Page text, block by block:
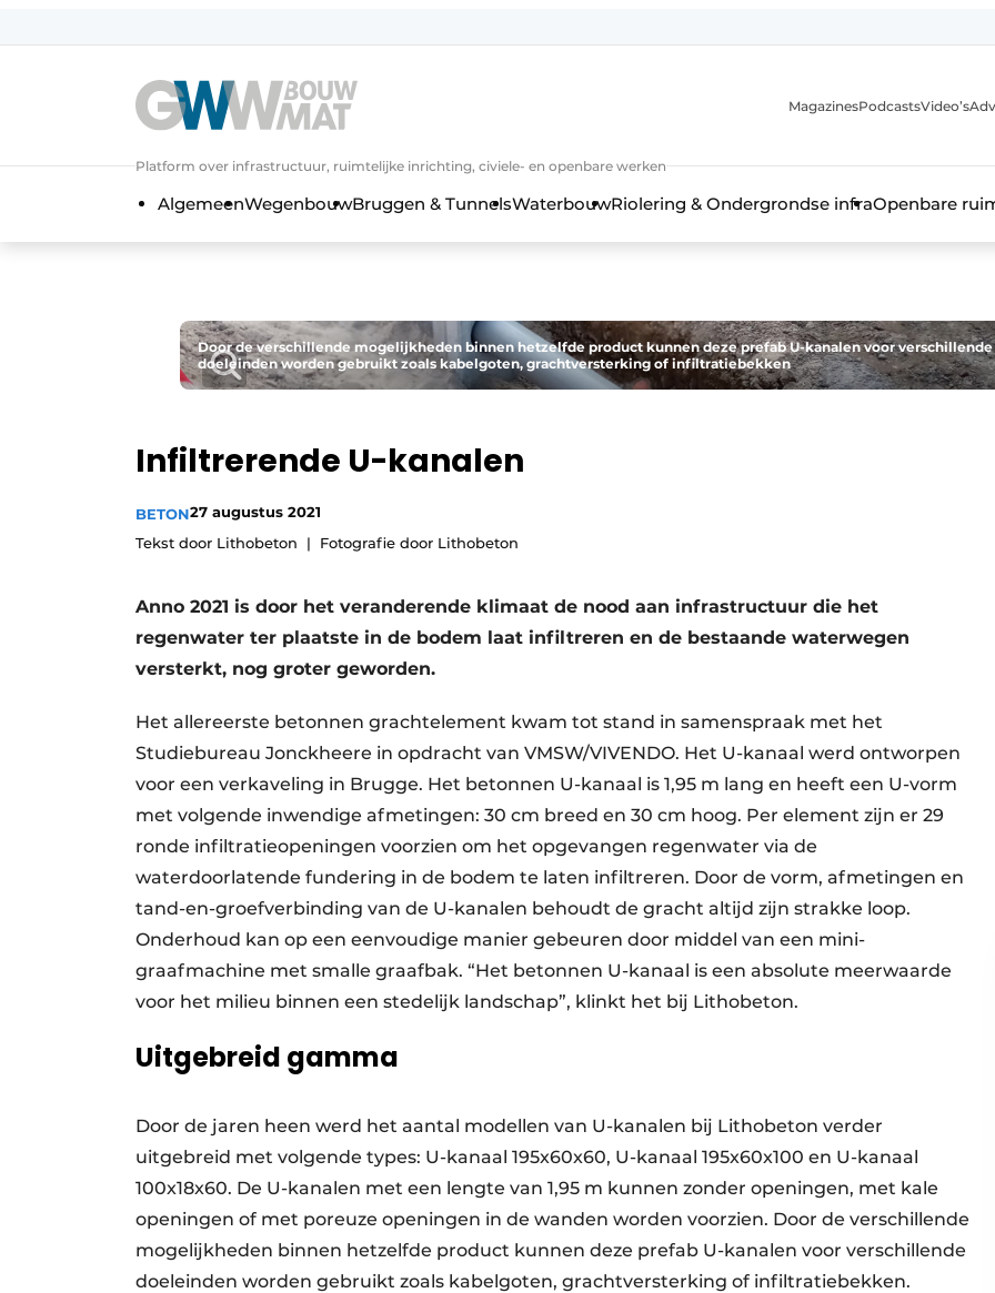
BedrijvenAanmeldenBedankt voor de aanmelding
Direct contact
Meest gelezen
Nieuwsbrief
Privacy / Cookie statement
Vacatures
Platform over infrastructuur, ruimtelijke inrichting, civiele- en openbare werken
MagazinesPodcastsVideo’s
AlgemeenWegenbouwBruggen & TunnelsWaterbouwRiolering & Ondergrondse infraOpenbare
Door de verschillende mogelijkheden binnen hetzelfde product kunnen deze prefab U-kanalen voor verschillende
doeleinden worden gebruikt zoals kabelgoten, grachtversterking of infiltratiebekken
Infiltrerende U-kanalen
BETON27 augustus 2021
Tekst door Lithobeton
Fotografie door Lithobeton
Anno 2021 is door het veranderende klimaat de nood aan infrastructuur die het
regenwater ter plaatste in de bodem laat infiltreren en de bestaande waterwegen
versterkt, nog groter geworden.
Het allereerste betonnen grachtelement kwam tot stand in samenspraak met het
Studiebureau Jonckheere in opdracht van VMSW/VIVENDO. Het U-kanaal werd ontworpen
voor een verkaveling in Brugge. Het betonnen U-kanaal is 1,95 m lang en heeft een U-vorm
met volgende inwendige afmetingen: 30 cm breed en 30 cm hoog. Per element zijn er 29
ronde infiltratieopeningen voorzien om het opgevangen regenwater via de
waterdoorlatende fundering in de bodem te laten infiltreren. Door de vorm, afmetingen en
tand-en-groefverbinding van de U-kanalen behoudt de gracht altijd zijn strakke loop.
Onderhoud kan op een eenvoudige manier gebeuren door middel van een mini-
graafmachine met smalle graafbak. “Het betonnen U-kanaal is een absolute meerwaarde
voor het milieu binnen een stedelijk landschap”, klinkt het bij Lithobeton.
Uitgebreid gamma
Door de jaren heen werd het aantal modellen van U-kanalen bij Lithobeton verder
uitgebreid met volgende types: U-kanaal 195x60x60, U-kanaal 195x60x100 en U-kanaal
100x18x60. De U-kanalen met een lengte van 1,95 m kunnen zonder openingen, met kale
openingen of met poreuze openingen in de wanden worden voorzien. Door de verschillende
mogelijkheden binnen hetzelfde product kunnen deze prefab U-kanalen voor verschillende
doeleinden worden gebruikt zoals kabelgoten, grachtversterking of infiltratiebekken.